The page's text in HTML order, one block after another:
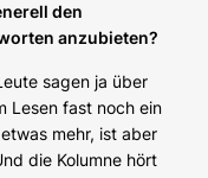
den
anzubieten?
sagen ja über
Lesen fast noch ein
mehr, ist aber
die Kolumne hört